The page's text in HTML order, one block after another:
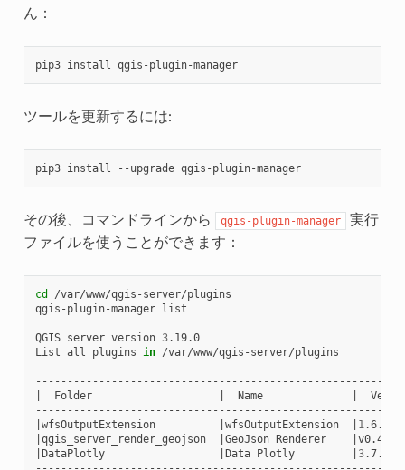
ん：
pip3 install qgis-plugin-manager
ツールを更新するには:
pip3 install --upgrade qgis-plugin-manager
その後、コマンドラインから qgis-plugin-manager
実行
ファイルを使うことができます：
cd
/var/www/qgis-server/plugins
qgis-plugin-manager list
QGIS server version 3.19.0
List all plugins in /var/www/qgis-server/plugins
Folder Name
wfsOutputExtension wfsOutputExtension 1.6.2
qgis_server_render_geojson GeoJson Renderer
v0.4
DataPlotly Data Plotly 3.7.1